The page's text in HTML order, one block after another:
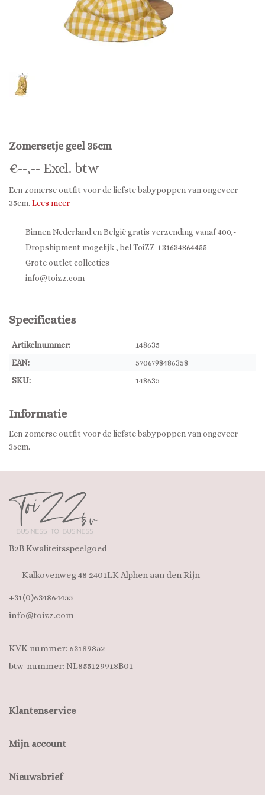
Zomersetje geel 35cm
€--,-- Excl. btw
Een zomerse outfit voor de liefste babypoppen van ongeveer
35cm. Lees meer
Binnen Nederland en België gratis verzending vanaf 400,-
Dropshipment mogelijk , bel ToiZZ +31634864455
Grote outlet collecties
info@toizz.com
Specificaties
Artikelnummer:
148635
EAN:
5706798486358
SKU:
148635
Informatie
Een zomerse outfit voor de liefste babypoppen van ongeveer
35cm.
B2B Kwaliteitsspeelgoed
Kalkovenweg 48 2401LK Alphen aan den Rijn
+31(0)634864455
info@toizz.com
KVK nummer: 63189852
btw-nummer: NL855129918B01
Klantenservice
Mijn account
Nieuwsbrief